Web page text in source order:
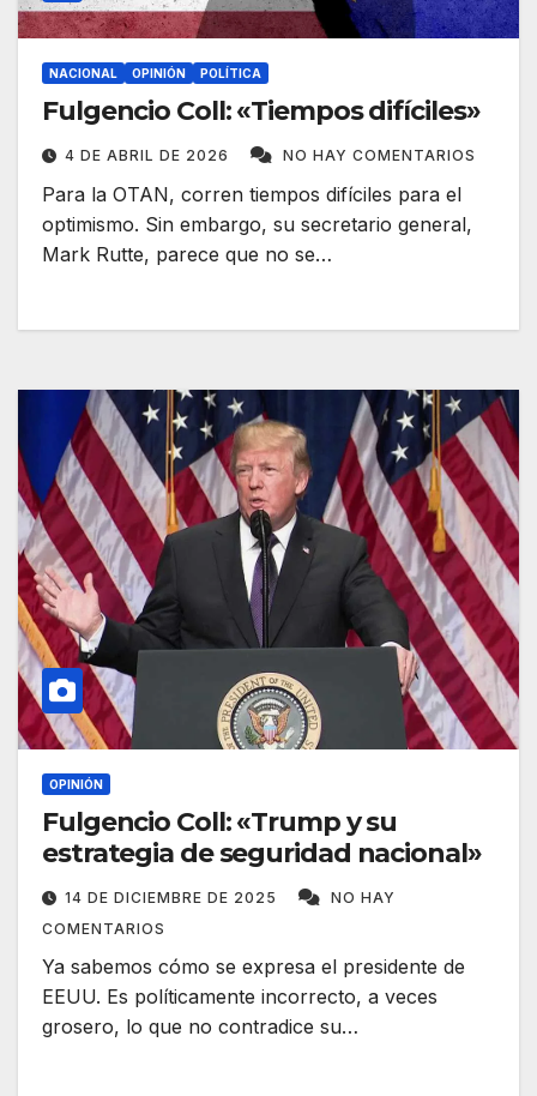
NACIONAL OPINIÓN POLÍTICA
Fulgencio Coll: «Tiempos difíciles»
4 DE ABRIL DE 2026 NO HAY COMENTARIOS
Para la OTAN, corren tiempos difíciles para el
optimismo. Sin embargo, su secretario general,
Mark Rutte, parece que no se…
OPINIÓN
Fulgencio Coll: «Trump y su
estrategia de seguridad nacional»
14 DE DICIEMBRE DE 2025
NO HAY
COMENTARIOS
Ya sabemos cómo se expresa el presidente de
EEUU. Es políticamente incorrecto, a veces
grosero, lo que no contradice su…